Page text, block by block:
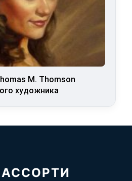
M. Thomson
художника